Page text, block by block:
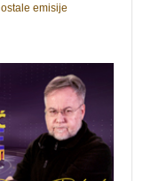
emisije